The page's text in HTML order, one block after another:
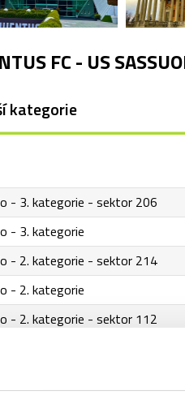
FC - US
kategorie
- 3. kategorie - sektor 206
- 3. kategorie
- 2. kategorie - sektor 214
- 2. kategorie
- 2. kategorie - sektor 112
- 1. kategorie - sektor 114
- VIP Lounge